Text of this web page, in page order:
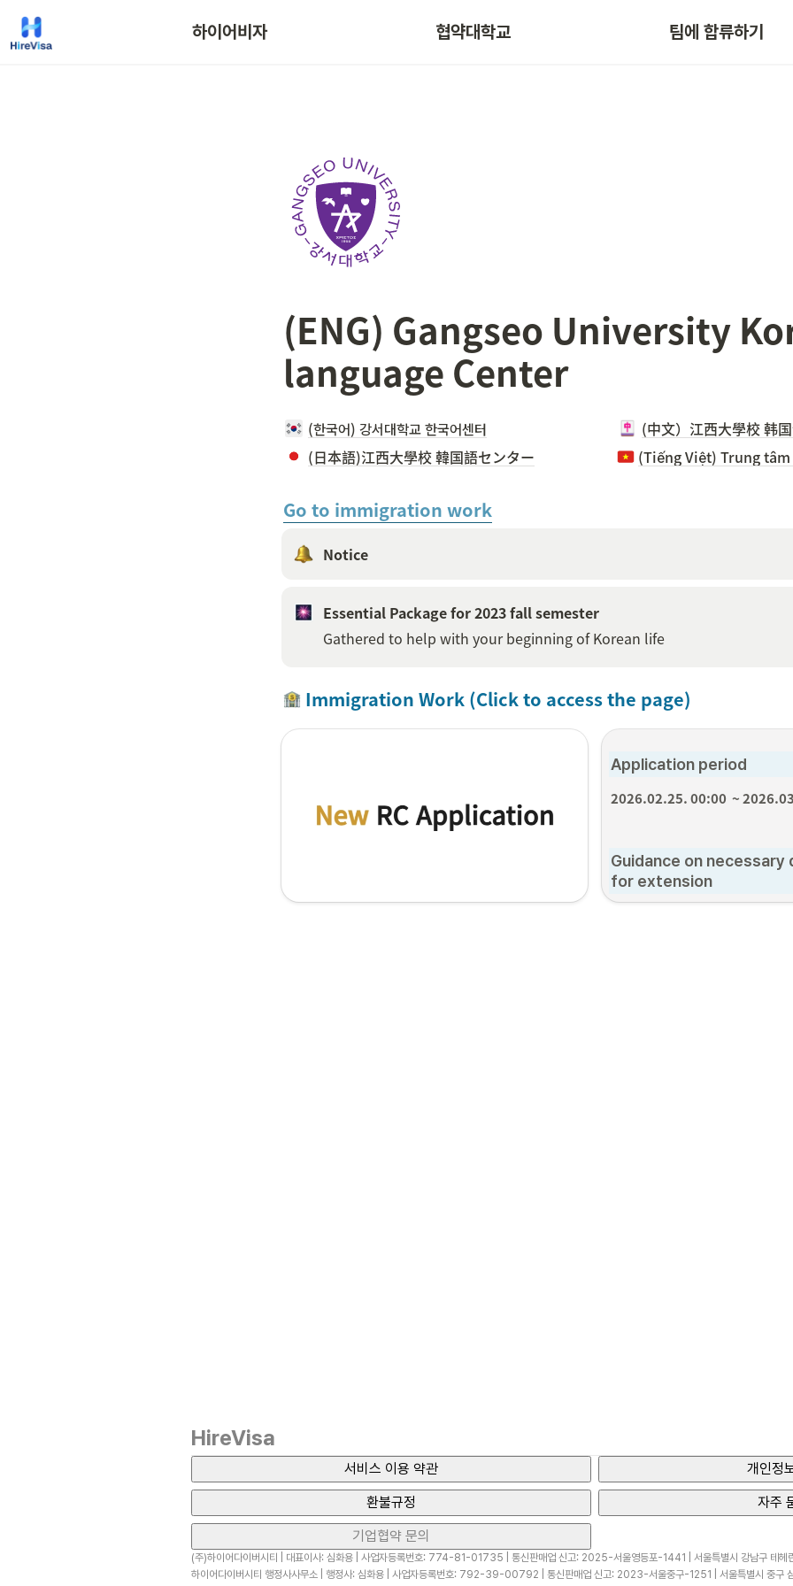
하이어비자 협약대학교 팀에 합류하기
(ENG) Gangseo University
language Center
(한국어) 강서대학교 한국어센터
(日本語)江西大學校 韓国語センター
(中文）江西大學校 韩
Go to immigration work
Notice
Essential Package for 2023 fall semester
Gathered to help with your beginning of Korean life
Immigration Work (Click to access the page)
Application period
2026.02.25. 00:00  ~
Guidance on necessary
for extension
HireVisa
서비스 이용 약관
개인정
환불규정
자주
기업협약 문의
(주)하이어다이버시티 | 대표이사: 심화용 | 사업자등록번호: 774-81-01735 | 통신판매업 신고: 2025-서울영등포-1441 | 서울특별시 강남구 테
하이어다이버시티 행정사사무소 | 행정사: 심화용 | 사업자등록번호: 792-39-00792 | 통신판매업 신고: 2023-서울중구-1251 | 서울특별시 중구